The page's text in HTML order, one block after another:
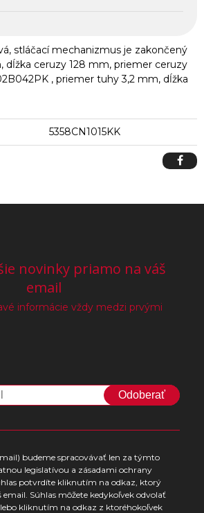
stláčací mechanizmus je zakončený
dĺžka ceruzy 128 mm, priemer ceruzy
, priemer tuhy 3,2 mm, dĺžka
5358CN1015KK
novinky priamo na váš
email
informácie vždy medzi prvými
Odoberať
budeme spracovávať len za týmto
legislatívou a zásadami ochrany
potvrdíte kliknutím na odkaz, ktorý
Súhlas môžete kedykoľvek odvolať
kliknutím na odkaz z ktoréhokoľvek